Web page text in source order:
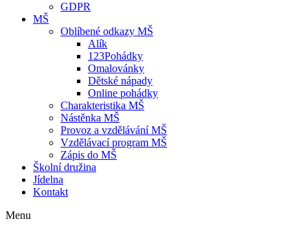
GDPR
MŠ
Oblíbené odkazy MŠ
Alík
123Pohádky
Omalovánky
Dětské nápady
Online pohádky
Charakteristika MŠ
Nástěnka MŠ
Provoz a vzdělávání MŠ
Vzdělávací program MŠ
Zápis do MŠ
Školní družina
Jídelna
Kontakt
Menu